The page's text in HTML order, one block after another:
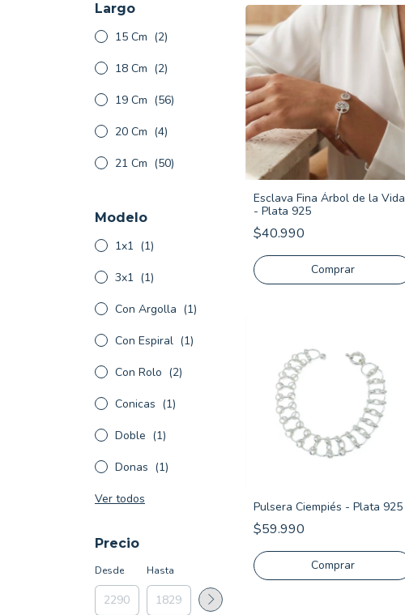
Largo
15 Cm (2)
18 Cm (2)
19 Cm (56)
20 Cm (4)
21 Cm (50)
Modelo
1x1 (1)
3x1 (1)
Con Argolla (1)
Con Espiral (1)
Con Rolo (2)
Conicas (1)
Doble (1)
Donas (1)
Ver todos
Precio
Desde Hasta
Esclava Fina Árbol de la Vida
- Plata 925
$40.990
Pulsera Ciempiés - Plata 925
$59.990
Comprar